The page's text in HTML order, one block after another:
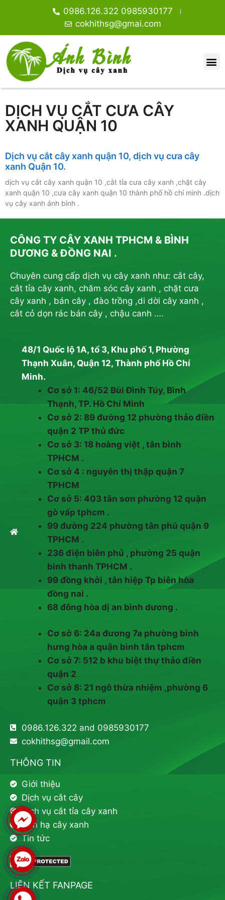
0986.126.322 0985930177
cokhithsg@gmai.com
DỊCH VỤ CẮT CƯA CÂY
XANH QUẬN 10
Dịch vụ cắt cây xanh quận 10, dịch vụ cưa cây
xanh Quận 10.
dịch vụ cắt cây xanh quận 10 ,cắt tỉa cưa cây xanh ,chặt cây
xanh quận 10 ,cưa cây xanh quận 10 thành phố hồ chí minh .dịch
vụ cây xanh ánh bình .
CÔNG TY CÂY XANH TPHCM & BÌNH
DƯƠNG & ĐỒNG NAI .
Chuyên cung cấp dịch vụ cây xanh như: cắt cây,
cắt tỉa cây xanh, chăm sóc cây xanh , chặt cưa
cây xanh , bán cây , đào trồng ,di dời cây xanh ,
cắt cỏ dọn rác bán cây , chậu canh ….
48/1 Quốc lộ 1A, tổ 3, Khu phố 1, Phường
Thạnh Xuân, Quận 12, Thành phố Hồ Chí
Minh.
Cơ sở 1: 46/52 Bùi Đình Túy, Bình
Thạnh, TP. Hồ Chí Minh
Cơ sở 2: 89 đường 12 phường thảo điền
quận 2 TP thủ đức
Cơ sở 3: 18 hoàng việt , tân bình
TPHCM .
Cơ sở 4 : nguyễn thị thập quận 7
TPHCM
Cơ sở 5: 403 tân sơn phường 12 quận
gò vấp tphcm .
99 đường 224 phường tân phú quận 9
TPHCM .
236 điện biên phủ , phường 25 quận
bình thanh TPHCM .
99 đồng khởi , tân hiệp Tp biên hòa
đồng nai .
68 đông hòa dị an bình dương .
Cơ sở 6: 24a đương 7a phường bình
hưng hòa a quận bình tân tphcm
Cơ sở 7: 512 b khu biệt thự thảo điền
quận 2
Cơ sở 8: 21 ngô thừa nhiệm ,phường 6
quận 3 tphcm
0986.126.322 and 0985930177
cokhithsg@gmail.com
THÔNG TIN
Giới thiệu
Dịch vụ cắt cây
Dịch vụ cắt tỉa cây xanh
Đốn hạ cây xanh
Tin tức
LIÊN KẾT FANPAGE